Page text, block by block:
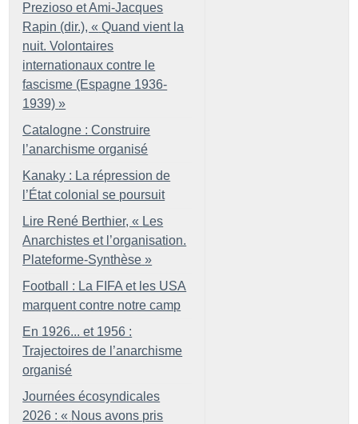
Prezioso et Ami-Jacques
Rapin (dir.), « Quand vient la
nuit. Volontaires
internationaux contre le
fascisme (Espagne 1936-
1939) »
Catalogne : Construire
l’anarchisme organisé
Kanaky : La répression de
l’État colonial se poursuit
Lire René Berthier, « Les
Anarchistes et l’organisation.
Plateforme-Synthèse »
Football : La FIFA et les USA
marquent contre notre camp
En 1926... et 1956 :
Trajectoires de l’anarchisme
organisé
Journées écosyndicales
2026 : « Nous avons pris